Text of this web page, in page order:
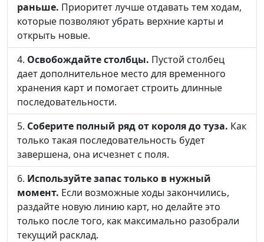
раньше. Приоритет лучше отдавать тем ходам,
которые позволяют убрать верхние карты и
открыть новые.
Освобождайте столбцы. Пустой столбец
дает дополнительное место для временного
хранения карт и помогает строить длинные
последовательности.
Соберите полный ряд от короля до туза. Как
только такая последовательность будет
завершена, она исчезнет с поля.
Используйте запас только в нужный
момент. Если возможные ходы закончились,
раздайте новую линию карт, но делайте это
только после того, как максимально разобрали
текущий расклад.